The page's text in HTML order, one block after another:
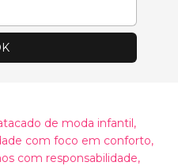
de moda infantil,
com foco em conforto,
com responsabilidade,